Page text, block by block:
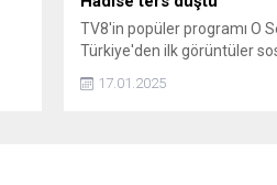
TV8'in popüler programı O
Türkiye'den ilk görüntüler
oturan Beyazıt Öztürk,
17.01.2025